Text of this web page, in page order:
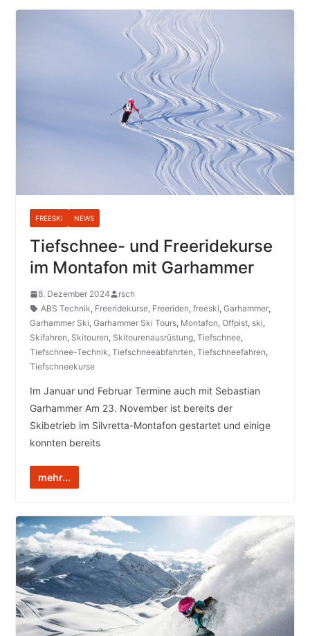
FREESKI NEWS
Tiefschnee- und Freeridekurse
im Montafon mit Garhammer
8. Dezember 2024
rsch
ABS Technik, Freeridekurse, Freeriden, freeski, Garhammer,
Garhammer Ski, Garhammer Ski Tours, Montafon, Offpist, ski,
Skifahren, Skitouren, Skitourenausrüstung, Tiefschnee,
Tiefschnee-Technik, Tiefschneeabfahrten, Tiefschneefahren,
Tiefschneekurse
Im Januar und Februar Termine auch mit Sebastian
Garhammer Am 23. November ist bereits der
Skibetrieb im Silvretta-Montafon gestartet und einige
konnten bereits
mehr...